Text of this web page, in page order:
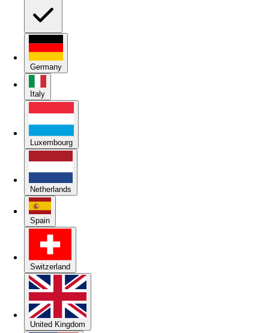
Germany
Italy
Luxembourg
Netherlands
Spain
Switzerland
United Kingdom